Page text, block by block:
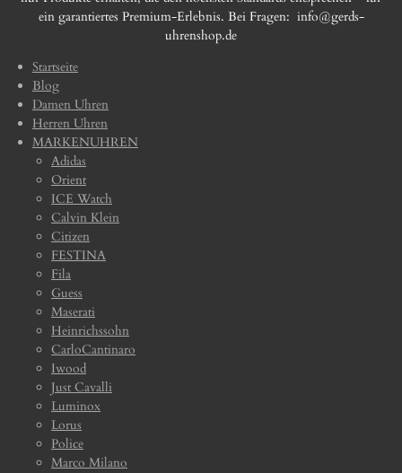
ein garantiertes Premium-Erlebnis. Bei Fragen: info@gerds-
uhrenshop.de
Startseite
Blog
Damen Uhren
Herren Uhren
MARKENUHREN
Adidas
Orient
ICE Watch
Calvin Klein
Citizen
FESTINA
Fila
Guess
Maserati
Heinrichssohn
CarloCantinaro
Iwood
Just Cavalli
Luminox
Lorus
Police
Marco Milano